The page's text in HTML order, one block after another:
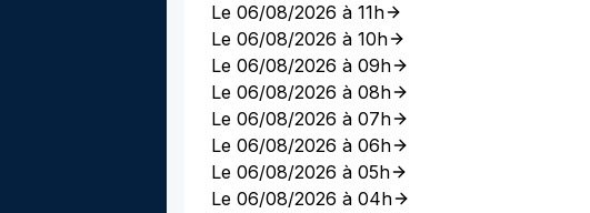
Le 06/08/2026 à 11h
Le 06/08/2026 à 10h
Le 06/08/2026 à 09h
Le 06/08/2026 à 08h
Le 06/08/2026 à 07h
Le 06/08/2026 à 06h
Le 06/08/2026 à 05h
Le 06/08/2026 à 04h